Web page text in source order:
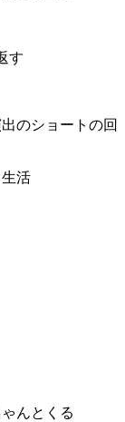
す
のショートの回
活
んとくる